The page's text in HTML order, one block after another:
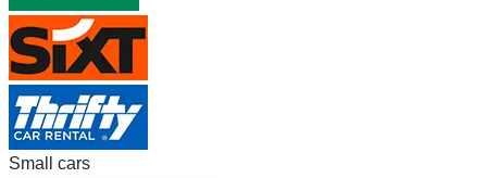
Small cars